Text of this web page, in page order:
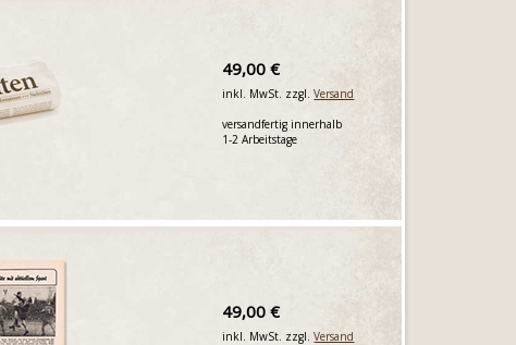
49,00 €
inkl. MwSt. zzgl.Versand
versandfertig innerhalb
1-2 Arbeitstage
49,00 €
inkl. MwSt. zzgl.Versand